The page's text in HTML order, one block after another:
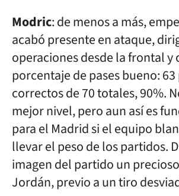
Modric: de menos a más,
acabó presente en ataque,
operaciones desde la frontal y
porcentaje de pases bueno: 63
correctos de 70 totales, 90%.
mejor nivel, pero aun así es
para el Madrid si el equipo
llevar el peso de los partidos.
imagen del partido un
Jordán, previo a un tiro